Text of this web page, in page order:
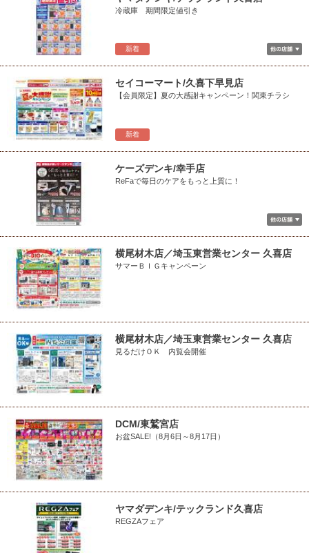
新着
冷蔵庫 期間限定値引き
新着
セイコーマート/久喜下早見店
【会員限定】夏の大感謝キャンペーン！関東チラシ
ケーズデンキ/幸手店
ReFaで毎日のケアをもっと上質に！
横尾材木店／埼玉東営業センター 久喜店
サマーＢＩＧキャンペーン
横尾材木店／埼玉東営業センター 久喜店
見るだけＯＫ 内覧会開催
DCM/東鷲宮店
お盆SALE!（8月6日～8月17日）
ヤマダデンキ/テックランド久喜店
REGZAフェア